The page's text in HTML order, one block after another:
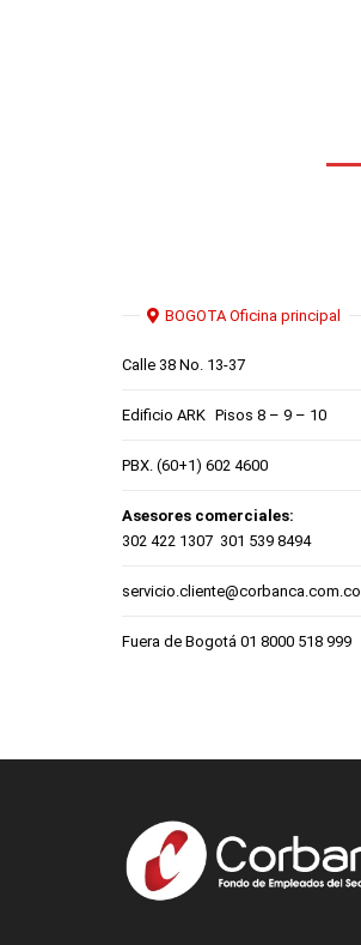
BOGOTA Oficina principal
Calle 38 No. 13-37
Edificio ARK Pisos 8 – 9 – 10
PBX. (60+1) 602 4600
Asesores comerciales:
302 422 1307 301 539 8494
servicio.cliente@corbanca.com.co
Fuera de Bogotá 01 8000 518 999